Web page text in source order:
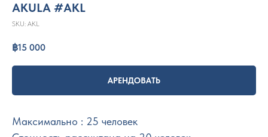
AKULA #AKL
SKU: AKL
฿15 000
АРЕНДОВАТЬ
Максимально : 25 человек